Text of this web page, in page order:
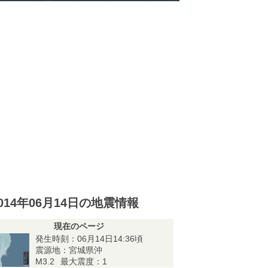
年06月14日の地震情報
現在のページ
発生時刻：06月14日14:36頃
震源地：宮城県沖
M3.2
最大震度：1